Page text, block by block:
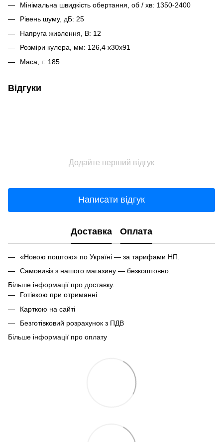
Мінімальна швидкість обертання, об / хв: 1350-2400
Рівень шуму, дБ: 25
Напруга живлення, В: 12
Розміри кулера, мм: 126,4 х30х91
Маса, г: 185
Відгуки
Додайте перший відгук
Написати відгук
Доставка Оплата
«Новою поштою» по Україні — за тарифами НП.
Самовивіз з нашого магазину — безкоштовно.
Більше інформації про доставку.
Готівкою при отриманні
Карткою на сайті
Безготівковий розрахунок з ПДВ
Більше інформації про оплату